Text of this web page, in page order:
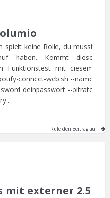
spielt keine Rolle, du musst
haben. Kommt diese
Funktionstest mit diesem
connect-web.sh --name
deinpasswort --bitrate
Rufe den Beitrag auf
mit externer 2.5